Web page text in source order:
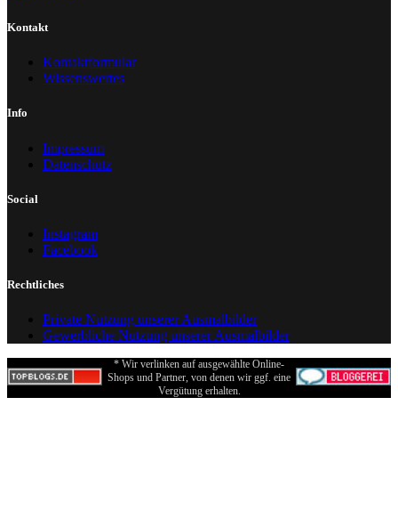
Kontakt
Kontaktformular
Wissenswertes
Info
Impressum
Datenschutz
Social
Instagram
Facebook
Rechtliches
Private Nutzung unserer Ausmalbilder
Gewerbliche Nutzung unserer Ausmalbilder
* Wir verlinken auf ausgewählte Online-
Shops und Partner, von denen wir ggf. eine
Vergütung erhalten.